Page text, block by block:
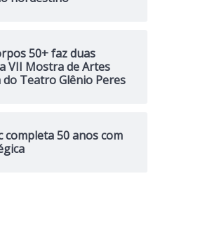
50+ faz duas
VII Mostra de Artes
do Teatro Glênio Peres
50 anos com